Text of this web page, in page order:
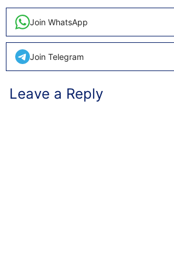
Join WhatsApp
Join Telegram
Leave a Reply